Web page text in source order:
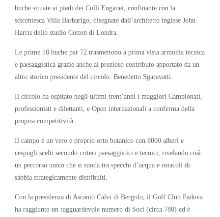
buche situate ai piedi dei Colli Euganei, confinante con la
seicentesca Villa Barbarigo, disegnate dall’architetto inglese John
Harris dello studio Cotton di Londra.
Le prime 18 buche par 72 trasmettono a prima vista armonia tecnica
e paesaggistica grazie anche al prezioso contributo apportato da un
altro storico presidente del circolo: Benedetto Sgaravatti.
Il circolo ha ospitato negli ultimi trent’anni i maggiori Campionati,
professionisti e dilettanti, e Open internazionali a conferma della
propria competitività.
Il campo è un vero e proprio orto botanico con 8000 alberi e
cespugli scelti secondo criteri paesaggistici e tecnici, rivelando così
un percorso unico che si snoda tra specchi d’acqua e ostacoli di
sabbia strategicamente distribuiti.
Con la presidenza di Ascanio Calvi di Bergolo, il Golf Club Padova
ha raggiunto un ragguardevole numero di Soci (circa 780) ed è